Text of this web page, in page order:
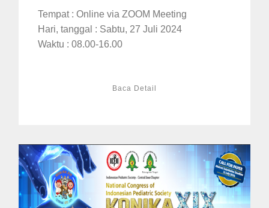
Tempat : Online via ZOOM Meeting
Hari, tanggal : Sabtu, 27 Juli 2024
Waktu : 08.00-16.00
Baca Detail